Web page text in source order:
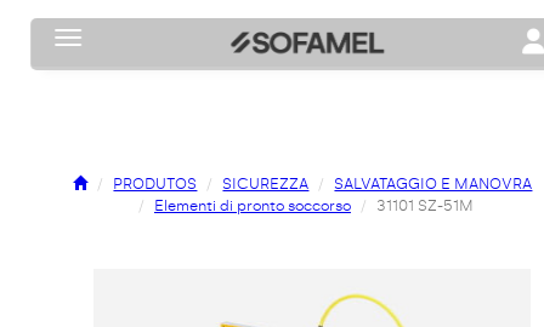
Toggle navigation
PRODUTOS SICUREZZA
SALVATAGGIO E MANOVRA
Elementi di pronto soccorso
31101 SZ-51M